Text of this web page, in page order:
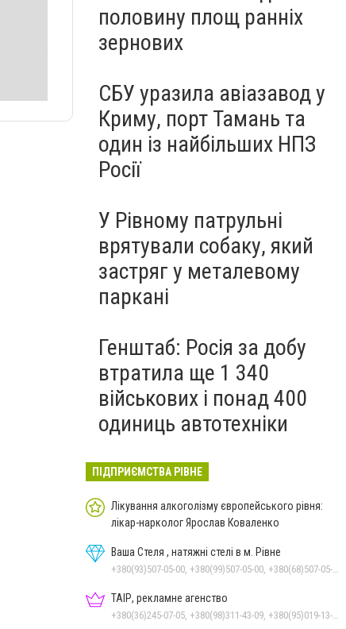
половину площ ранніх
зернових
СБУ уразила авіазавод у
Криму, порт Тамань та
один із найбільших НПЗ
Росії
У Рівному патрульні
врятували собаку, який
застряг у металевому
паркані
Генштаб: Росія за добу
втратила ще 1 340
військових і понад 400
одиниць автотехніки
ПІДПРИЄМСТВА РІВНЕ
Лікування алкоголізму європейського рівня:
лікар-нарколог Ярослав Коваленко
Ваша Стеля , натяжні стелі в м. Рівне
+380(93)507-05-00, +380(99)507-05-00, +380(68)507-05-00
ТАІР, рекламне агенство
+380(36)245-07-05, +380(98)311-43-09, +380(95)019-13-17